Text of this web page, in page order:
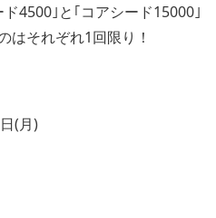
4500｣と｢コアシード15000｣
はそれぞれ1回限り！
(月)